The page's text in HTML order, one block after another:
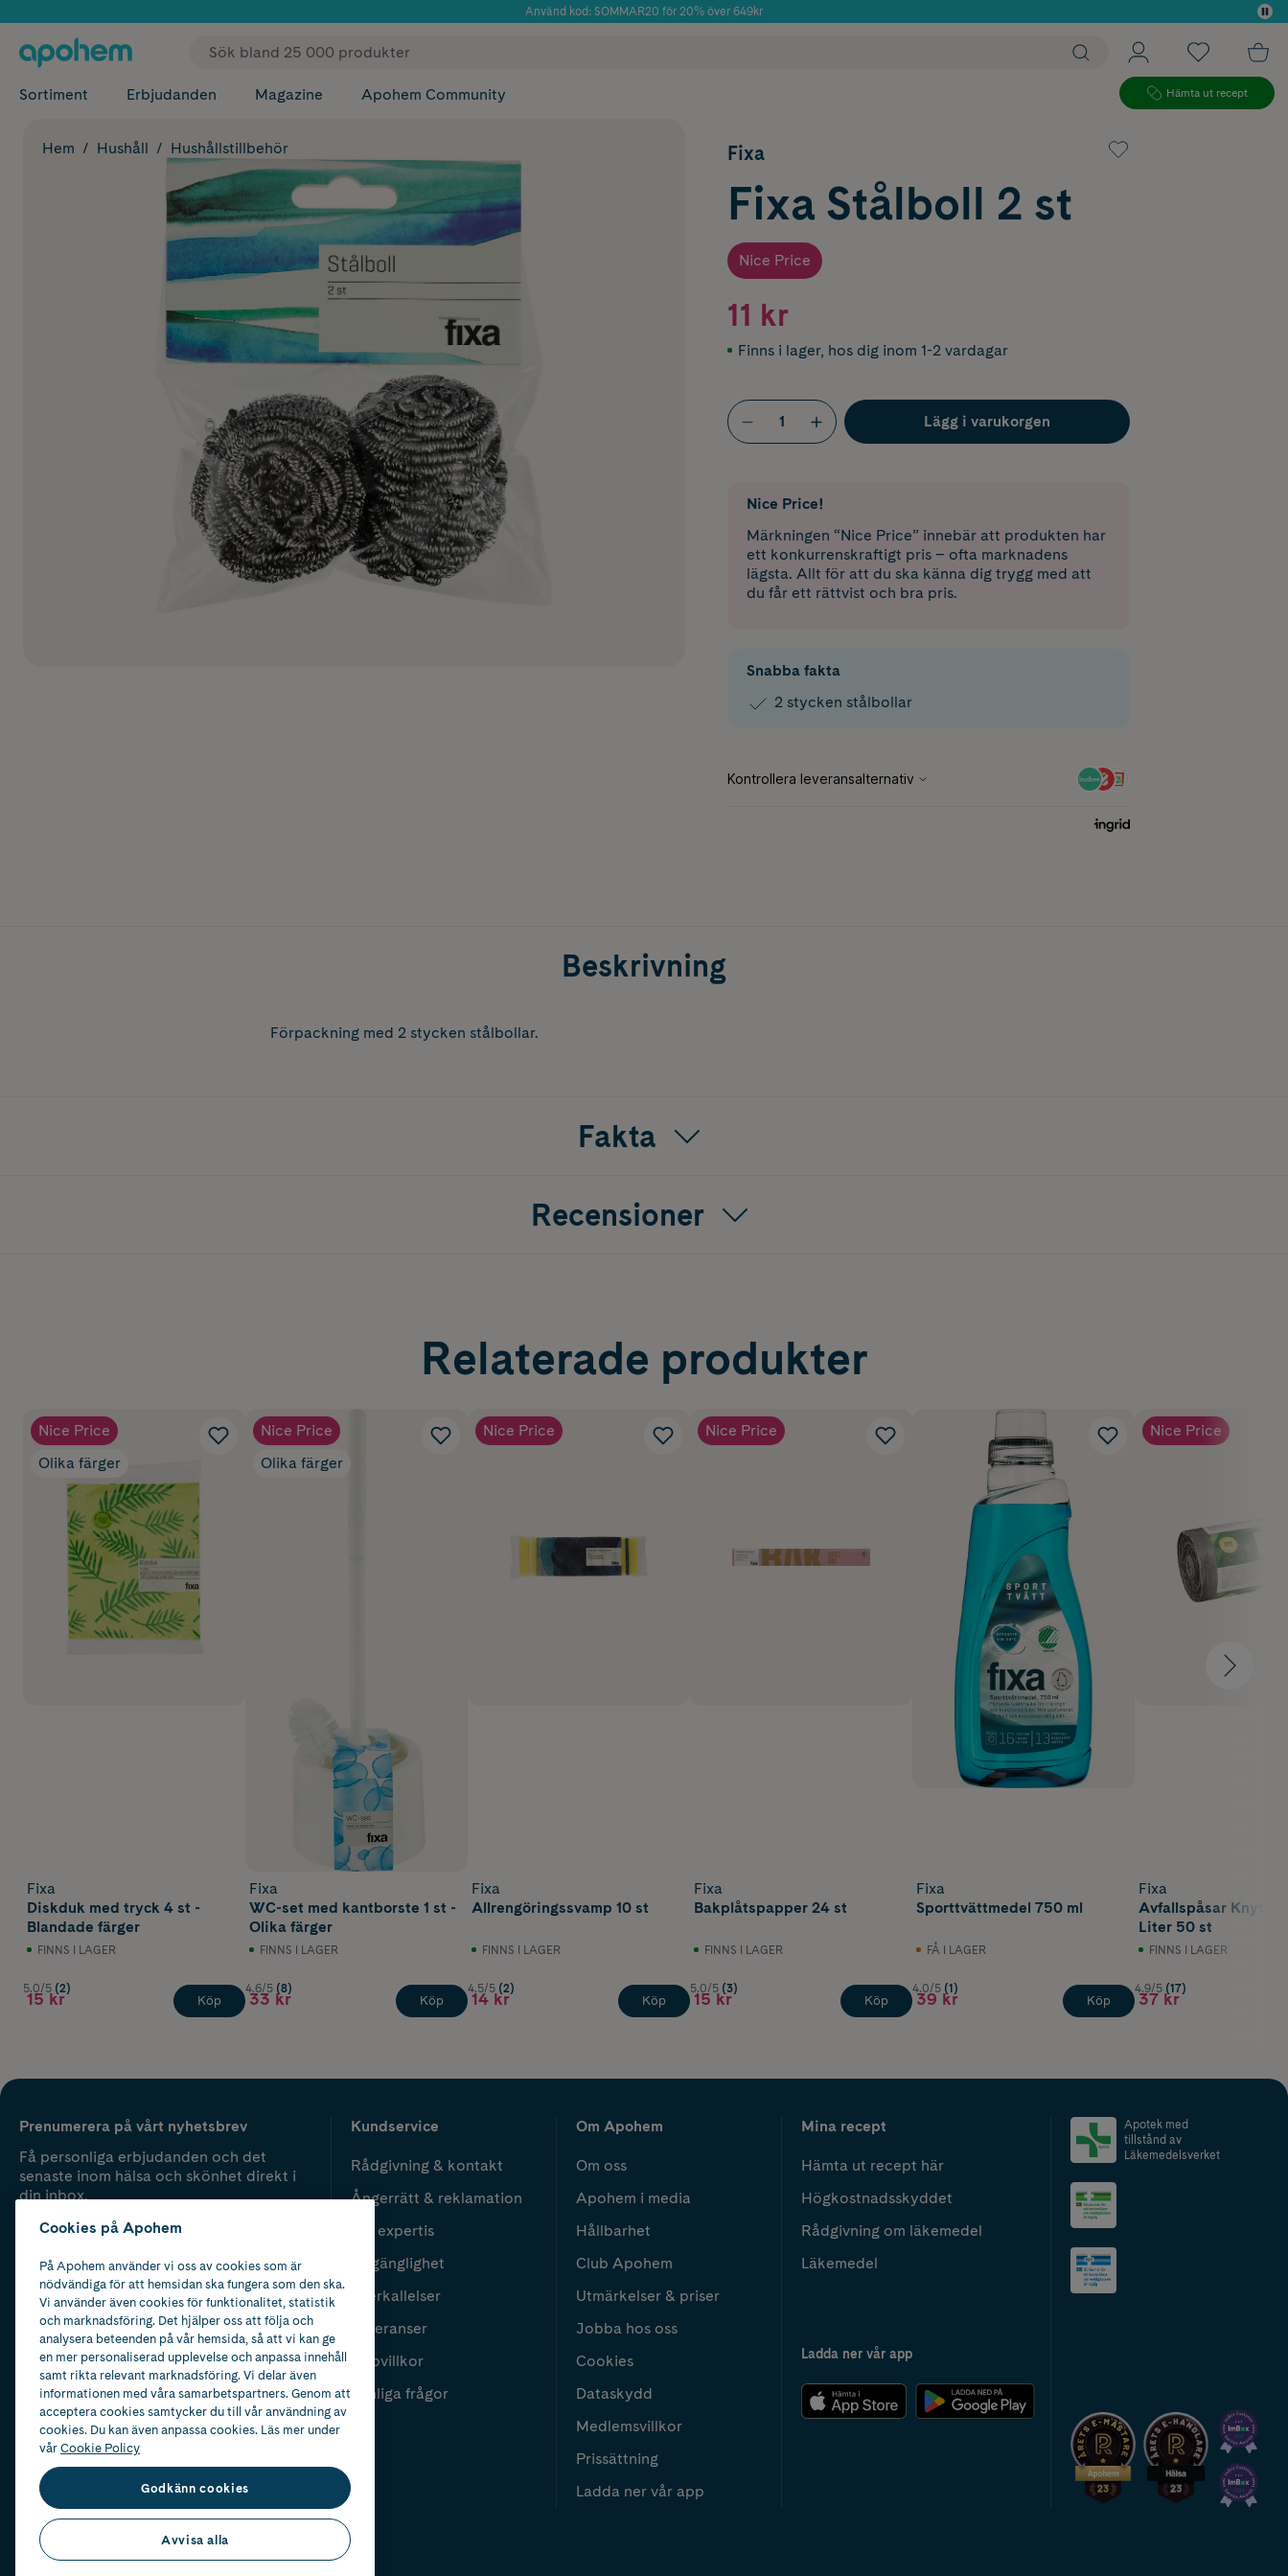
Använd kod: SOMMAR20 för 20% över 649kr
✓ Fri frakt
Sortiment Erbjudanden Magazine Apohem Community Hämta ut recept
Hem Hushåll Hushållstillbehör Fixa
Fixa Stålboll 2 st
Nice Price
11 kr
Finns i lager, hos dig inom 1-2 vardagar
Lägg i varukorgen
Nice Price!
Märkningen “Nice Price” innebär att produkten har
ett konkurrenskraftigt pris – ofta marknadens
lägsta. Allt för att du ska känna dig trygg med att
du får ett rättvist och bra pris.
Snabba fakta
2 stycken stålbollar
Beskrivning
Förpackning med 2 stycken stålbollar.
Fakta
Recensioner
Relaterade produkter
Nice Price
Olika färger
Fixa
Diskduk med tryck 4 st -
Blandade färger
FINNS I LAGER
5.0/5 (2)
15 kr Köp
Nice Price
Olika färger
Fixa
WC-set med kantborste 1 st -
Olika färger
FINNS I LAGER
4.6/5 (8)
33 kr Köp
Nice Price
Fixa
Allrengöringssvamp 10 st
FINNS I LAGER
4.5/5 (2)
14 kr Köp
Nice Price
Fixa
Bakplåtspapper 24 st
FINNS I LAGER
5.0/5 (3)
15 kr Köp
Fixa
Sporttvättmedel 750 ml
FÅ I LAGER
4.0/5 (1)
39 kr Köp
Nice Price
Fixa
Avfallspåsar
Liter 50 st
FINNS I LAGER
4.9/5 (17)
37 kr
Prenumerera på vårt nyhetsbrev
Få personliga erbjudanden och det
senaste inom hälsa och skönhet direkt i
din inbox.
Kundservice
Rådgivning & kontakt
Ångerrätt & reklamation
Vår expertis
Tillgänglighet
Återkallelser
Leveranser
Köpvillkor
Vanliga frågor
Om Apohem
Om oss
Apohem i media
Hållbarhet
Club Apohem
Utmärkelser & priser
Jobba hos oss
Cookies
Dataskydd
Medlemsvillkor
Prissättning
Ladda ner vår app
Mina recept
Hämta ut recept här
Högkostnadsskyddet
Rådgivning om läkemedel
Läkemedel
Ladda ner vår app
Apotek med
tillstånd av
Läkemedelsverket
2024
Cookies på Apohem
På Apohem använder vi oss av cookies som är
nödvändiga för att hemsidan ska fungera som den ska.
Vi använder även cookies för funktionalitet, statistik
och marknadsföring. Det hjälper oss att följa och
analysera beteenden på vår hemsida, så att vi kan ge
en mer personaliserad upplevelse och anpassa innehåll
samt rikta relevant marknadsföring. Vi delar även
informationen med våra samarbetspartners. Genom att
acceptera cookies samtycker du till vår användning av
cookies. Du kan även anpassa cookies. Läs mer under
vårCookie Policy
Godkänn cookies
Avvisa alla